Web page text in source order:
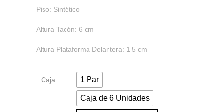
Piso: Sintético
Altura Tacón: 6 cm
Altura Plataforma Delantera: 1,5 cm
Caja 1 Par
Caja de 6 Unidades